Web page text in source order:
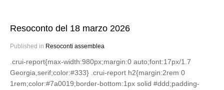
Resoconto del 18 marzo 2026
Published in Resoconti assemblea
.crui-report{max-width:980px;margin:0 auto;font:17px/1.7
Georgia,serif;color:#333} .crui-report h2{margin:2rem 0
1rem;color:#7a0019;border-bottom:1px solid #ddd;padding-